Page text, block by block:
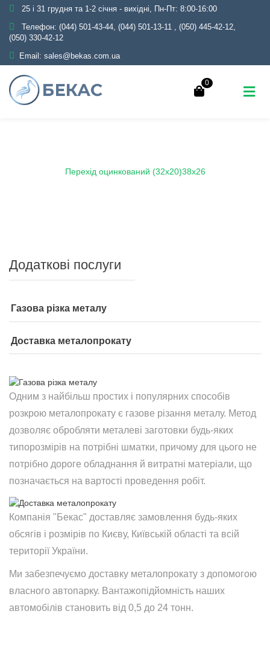
25 і 31 грудня та 1-2 січня - вихідні, Пн-Пт: 8:00-16:00
Телефон: (044) 501-43-44, (044) 501-13-11 , (050) 445-42-12,
(050) 330-42-12
Email: sales@bekas.com.ua
0
Перехід оцинкований (32х20)38х26
Додаткові послуги
Газова різка металу
Доставка металопрокату
Одним з найбільш простих і популярних способів
розкрою металопрокату є газове різання металу. Метод
дозволяє обробляти металеві заготовки будь-яких
типорозмірів на потрібні шматки, причому для цього не
потрібно дороге обладнання й витратні матеріали, що
позначається на вартості проведення робіт.
Компанія "Бекас" доставляє замовлення будь-яких
обсягів і розмірів по Києву, Київській області та всій
території України.
Ми забезпечуємо доставку металопрокату з допомогою
власного автопарку. Вантажопідйомність наших
автомобілів становить від 0,5 до 24 тонн.